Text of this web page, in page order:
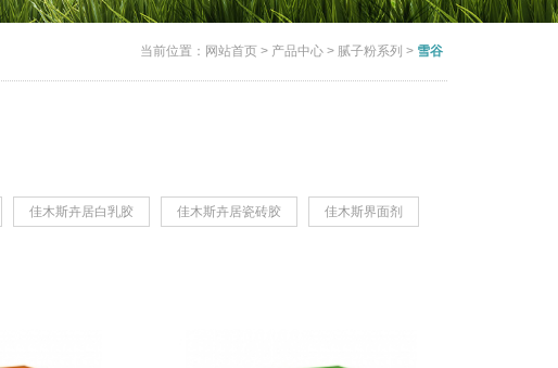
当前位置： 网站首页 > 产品中心 > 腻子粉系列 > 雪谷
佳木斯卉居白乳胶 佳木斯卉居瓷砖胶 佳木斯界面剂